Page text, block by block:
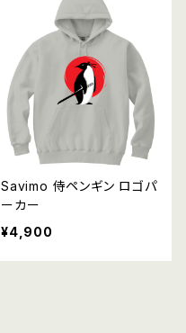
Savimo 侍ペンギン ロゴパ
ーカー
¥4,900